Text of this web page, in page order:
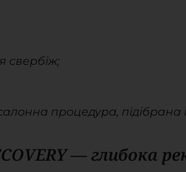
свербіж;
процедура, підібрана
— глибока